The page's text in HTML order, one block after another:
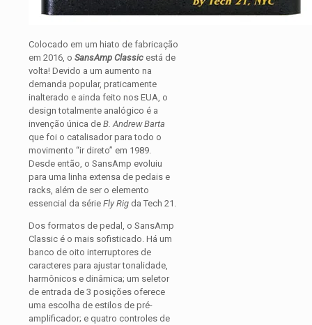
Colocado em um hiato de fabricação
em 2016, o SansAmp Classic está de
volta! Devido a um aumento na
demanda popular, praticamente
inalterado e ainda feito nos EUA, o
design totalmente analógico é a
invenção única de B. Andrew Barta
que foi o catalisador para todo o
movimento “ir direto” em 1989.
Desde então, o SansAmp evoluiu
para uma linha extensa de pedais e
racks, além de ser o elemento
essencial da série Fly Rig da Tech 21.
Dos formatos de pedal, o SansAmp
Classic é o mais sofisticado. Há um
banco de oito interruptores de
caracteres para ajustar tonalidade,
harmônicos e dinâmica; um seletor
de entrada de 3 posições oferece
uma escolha de estilos de pré-
amplificador; e quatro controles de